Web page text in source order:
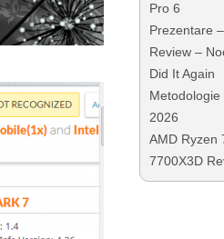
Pro 6
Prezentare
Review –
Did It Again
2026
AMD Ryzen
7700X3D